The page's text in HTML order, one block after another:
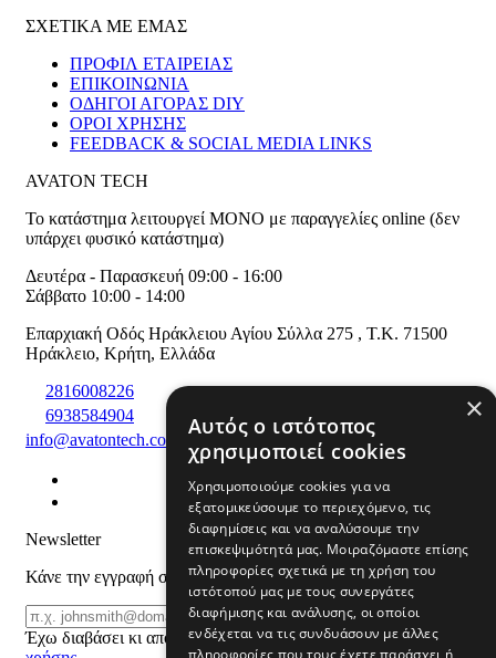
ΣΧΕΤΙΚΑ ΜΕ ΕΜΑΣ
ΠΡΟΦΙΛ ΕΤΑΙΡΕΙΑΣ
ΕΠΙΚΟΙΝΩΝΙΑ
ΟΔΗΓΟΙ ΑΓΟΡΑΣ DIY
ΟΡΟΙ ΧΡΗΣΗΣ
FEEDBACK & SOCIAL MEDIA LINKS
AVATON TECH
Το κατάστημα λειτουργεί ΜΟΝΟ με παραγγελίες online (δεν
υπάρχει φυσικό κατάστημα)
Δευτέρα - Παρασκευή 09:00 - 16:00
Σάββατο 10:00 - 14:00
Επαρχιακή Οδός Ηράκλειου Αγίου Σύλλα 275 , T.K. 71500
Ηράκλειο, Κρήτη, Ελλάδα
2816008226
6938584904
info@avatontech.com
Newsletter
Κάνε την εγγραφή σου και μάθε για προϊόντα και προσφορές
Email
ΕΓΓΡΑΦΗ
Έχω διαβάσει κι αποδέχομαι τουςόρους
×
Αυτός ο ιστότοπος
χρησιμοποιεί cookies
Χρησιμοποιούμε cookies για να
εξατομικεύσουμε το περιεχόμενο, τις
διαφημίσεις και να αναλύσουμε την
επισκεψιμότητά μας. Μοιραζόμαστε επίσης
πληροφορίες σχετικά με τη χρήση του
ιστότοπού μας με τους συνεργάτες
διαφήμισης και ανάλυσης, οι οποίοι
ενδέχεται να τις συνδυάσουν με άλλες
πληροφορίες που τους έχετε παράσχει ή